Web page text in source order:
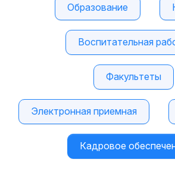
Образование
Воспитательная
Факультеты
Электронная приемная
Кадровое